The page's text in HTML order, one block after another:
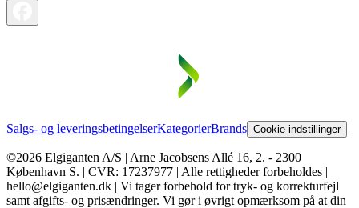
Salgs- og leveringsbetingelserKategorierBrands Cookie indstillinger
©2026 Elgiganten A/S | Arne Jacobsens Allé 16, 2. - 2300
København S. | CVR: 17237977 | Alle rettigheder forbeholdes |
hello@elgiganten.dk | Vi tager forbehold for tryk- og korrekturfejl
samt afgifts- og prisændringer. Vi gør i øvrigt opmærksom på at din